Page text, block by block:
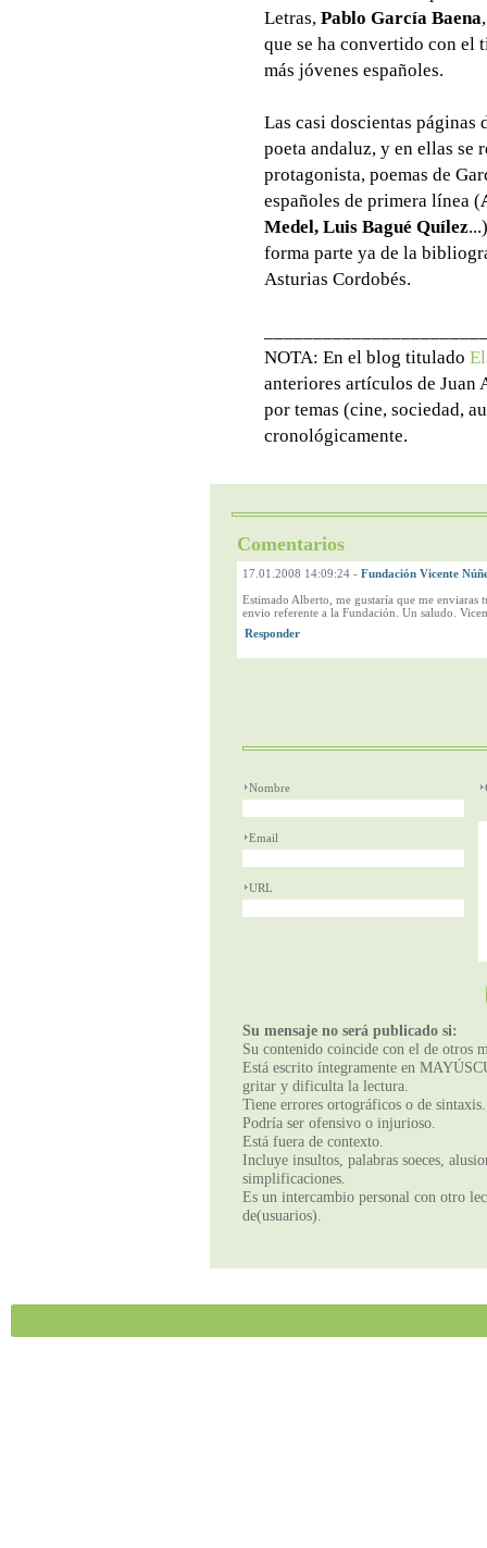
Letras, Pablo García Baena
que se ha convertido con el
más jóvenes españoles.
Las casi doscientas páginas
poeta andaluz, y en ellas se
protagonista, poemas de
españoles de primera línea (
Medel, Luis Bagué Quílez
forma parte ya de la
Asturias Cordobés.
NOTA: En el blog titulado
anteriores artículos de Juan
por temas (cine, sociedad,
cronológicamente.
Comentarios
17.01.2008 14:09:24 - Fundación Vicente
Estimado Alberto, me gustaría que me enviaras
envio referente a la Fundación. Un saludo.
Nombre
Email
URL
Su mensaje no será publicado si:
Su contenido coincide con el de otros
Está escrito íntegramente en
gritar y dificulta la lectura.
Tiene errores ortográficos o de sintaxis.
Podría ser ofensivo o injurioso.
Está fuera de contexto.
Incluye insultos, palabras soeces,
simplificaciones.
Es un intercambio personal con otro
de(usuarios).